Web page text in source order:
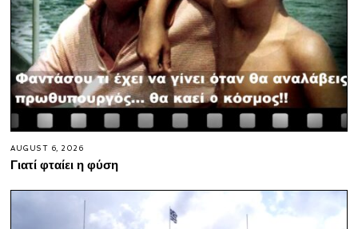
AUGUST 6, 2026
Γιατί φταίει η φύση